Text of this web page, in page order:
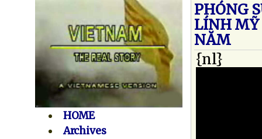
HOME
Archives
PHÓNG
LÍNH MỸ
NĂM
{nl}